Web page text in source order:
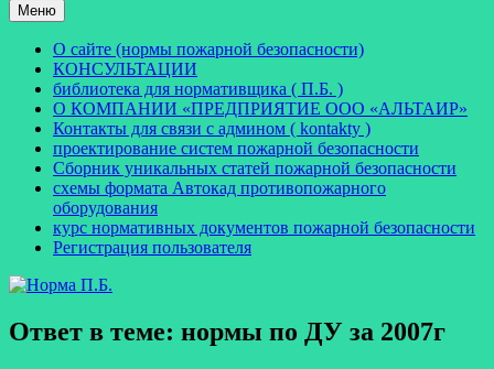
Меню
О сайте (нормы пожарной безопасности)
КОНСУЛЬТАЦИИ
библиотека для нормативщика ( П.Б. )
О КОМПАНИИ «ПРЕДПРИЯТИЕ ООО «АЛЬТАИР»
Контакты для связи с админом ( kontakty )
проектирование систем пожарной безопасности
Сборник уникальных статей пожарной безопасности
схемы формата Автокад противопожарного
оборудования
курс нормативных документов пожарной безопасности
Регистрация пользователя
Ответ в теме: нормы по ДУ за 2007г